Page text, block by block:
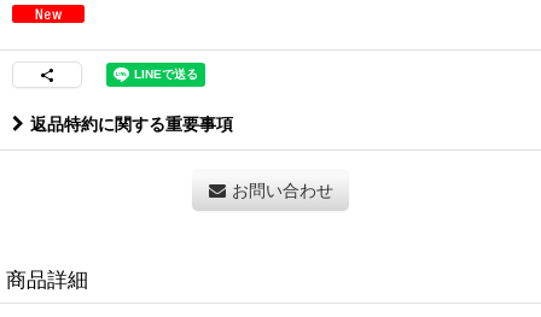
返品特約に関する重要事項
お問い合わせ
商品詳細